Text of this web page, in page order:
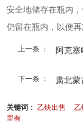
安全地储存在瓶内
仍留在瓶内，以便再
上一条 ：
下一条 ：
关键词：乙炔出售 乙
里有